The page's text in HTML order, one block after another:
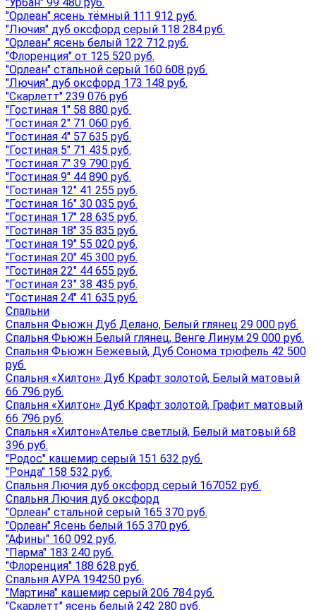
"Орлеан" ясень тёмный 111 912 руб.
"Лючия" дуб оксфорд серый 118 284 руб.
"Орлеан" ясень белый 122 712 руб.
"Флоренция" от 125 520 руб.
"Орлеан" стальной серый 160 608 руб.
"Лючия" дуб оксфорд 173 148 руб.
"Скарлетт" 239 076 руб
"Гостиная 1" 58 880 руб.
"Гостиная 2" 71 060 руб.
"Гостиная 4" 57 635 руб.
"Гостиная 5" 71 435 руб.
"Гостиная 7" 39 790 руб.
"Гостиная 9" 44 890 руб.
"Гостиная 12" 41 255 руб.
"Гостиная 16" 30 035 руб.
"Гостиная 17" 28 635 руб.
"Гостиная 18" 35 835 руб.
"Гостиная 19" 55 020 руб.
"Гостиная 20" 45 300 руб.
"Гостиная 22" 44 655 руб.
"Гостиная 23" 38 435 руб.
"Гостиная 24" 41 635 руб.
Спальни
Спальня Фьюжн Дуб Делано, Белый глянец 29 000 руб.
Спальня Фьюжн Белый глянец, Венге Линум 29 000 руб.
Спальня Фьюжн Бежевый, Дуб Сонома трюфель 42 500
руб.
Спальня «Хилтон» Дуб Крафт золотой, Белый матовый
66 796 руб.
Спальня «Хилтон» Дуб Крафт золотой, Графит матовый
66 796 руб.
Спальня «Хилтон»Ателье светлый, Белый матовый 68
396 руб.
"Родос" кашемир серый 151 632 руб.
"Ронда" 158 532 руб.
Спальня Лючия дуб оксфорд серый 167052 руб.
Спальня Лючия дуб оксфорд
"Орлеан" стальной серый 165 370 руб.
"Орлеан" Ясень белый 165 370 руб.
"Афины" 160 092 руб.
"Парма" 183 240 руб.
"Флоренция" 188 628 руб.
Спальня АУРА 194250 руб.
"Мартина" кашемир серый 206 784 руб.
"Скарлетт" ясень белый 242 280 руб.